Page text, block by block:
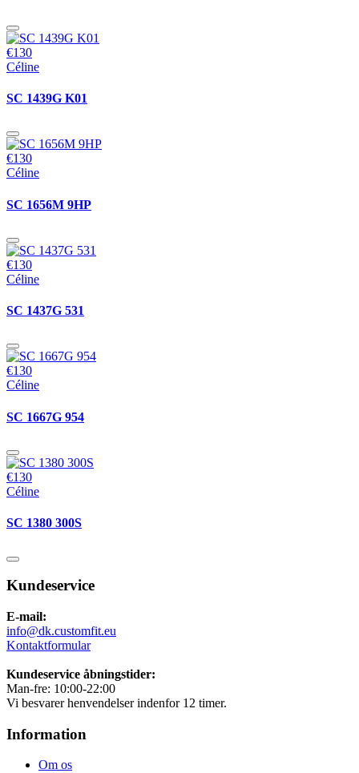
€130
Céline
SC 1439G K01
€130
Céline
SC 1656M 9HP
€130
Céline
SC 1437G 531
€130
Céline
SC 1667G 954
€130
Céline
SC 1380 300S
Kundeservice
E-mail:
info@dk.customfit.eu
Kontaktformular
Kundeservice åbningstider:
Man-fre: 10:00-22:00
Vi besvarer henvendelser indenfor 12 timer.
Information
Om os